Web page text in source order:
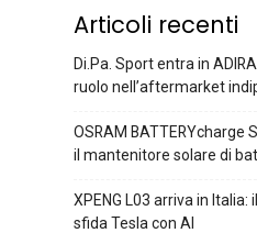
Articoli recenti
Di.Pa. Sport entra in
ruolo nell’aftermarket
OSRAM BATTERYcharge
il mantenitore solare di
XPENG L03 arriva in Italia:
sfida Tesla con AI